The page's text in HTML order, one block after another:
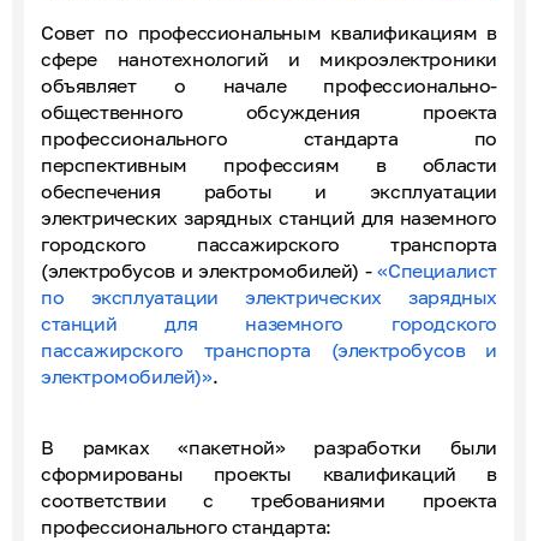
Совет по профессиональным квалификациям в
сфере нанотехнологий и микроэлектроники
объявляет о начале профессионально-
общественного обсуждения проекта
профессионального стандарта по
перспективным профессиям в области
обеспечения работы и эксплуатации
электрических зарядных станций для наземного
городского пассажирского транспорта
(электробусов и электромобилей) -«Специалист
по эксплуатации электрических зарядных
станций для наземного городского
пассажирского транспорта (электробусов и
электромобилей)».
В рамках «пакетной» разработки были
сформированы проекты квалификаций в
соответствии с требованиями проекта
профессионального стандарта: